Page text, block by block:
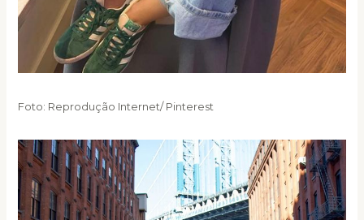
Foto: Reprodução Internet/ Pinterest